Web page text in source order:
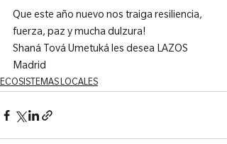
Que este año nuevo nos traiga resiliencia,
fuerza, paz y mucha dulzura!
Shaná Tová Umetuká les desea LAZOS
Madrid
ECOSISTEMAS LOCALES